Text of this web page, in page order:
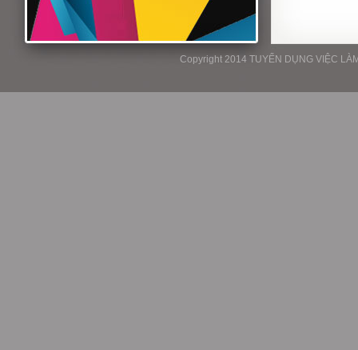
Copyright 2014 TUYỂN DỤNG VIỆC